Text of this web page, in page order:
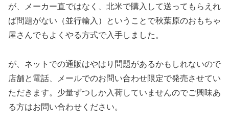
が、メーカー直ではなく、北米で購入して送ってもらえれ
ば問題がない（並行輸入）ということで秋葉原のおもちゃ
屋さんでもよくやる方式で入手しました。
が、ネットでの通販はやはり問題があるかもしれないので
店舗と電話、メールでのお問い合わせ限定で発売させてい
ただきます。少量ずつしか入荷していませんのでご興味あ
る方はお問い合わせください。